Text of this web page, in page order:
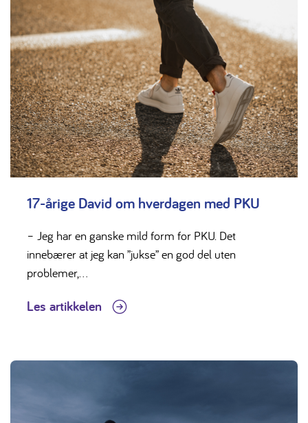
17-årige David om hverdagen med PKU
– Jeg har en ganske mild form for PKU. Det
innebærer at jeg kan ”jukse” en god del uten
problemer,...
Les artikkelen